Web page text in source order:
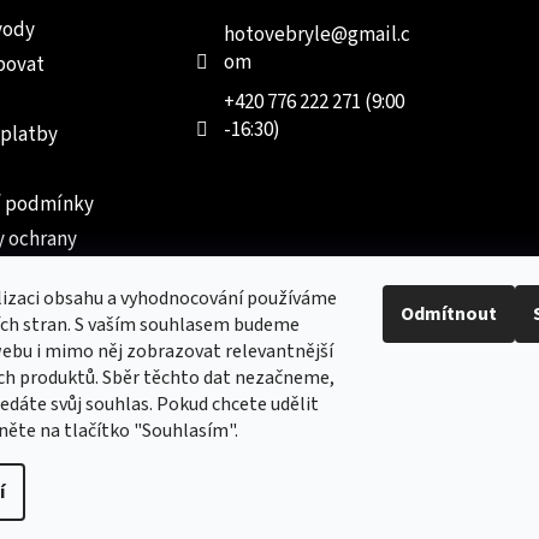
obsahu a vyhodnocování používáme
stran. S vaším souhlasem budeme
i mimo něj zobrazovat relevantnější
produktů. Sběr těchto dat nezačneme,
svůj souhlas. Pokud chcete udělit
na tlačítko "Souhlasím".
Odmítnout
podmínky
ochrany
hotovebryle@gmail.c
om
+420 776 222 271 (9:00
-16:30)
obchod s batohy, cestovními zavazadly, tašky a peněženky